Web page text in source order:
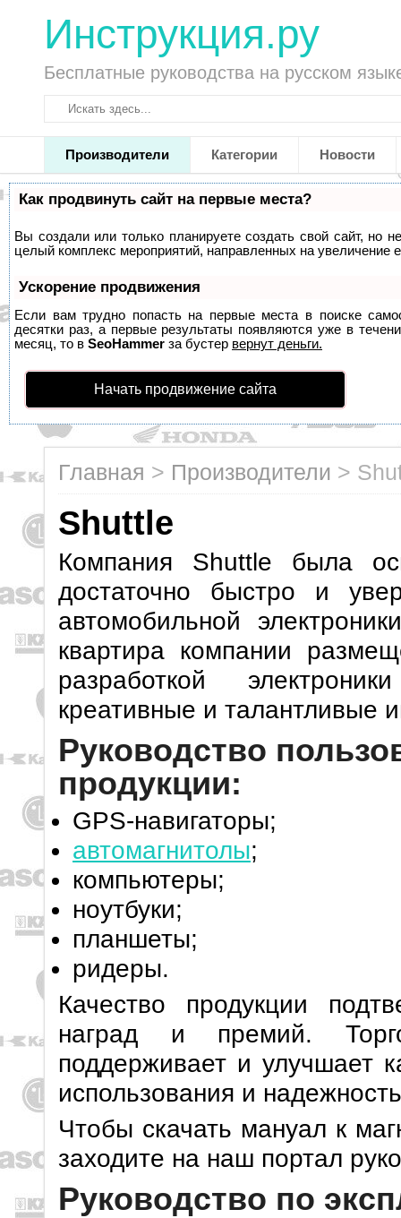
Инструкция.ру
Бесплатные руководства на русском
Производители Категории Новости
Как продвинуть сайт на первые места?
Вы создали или только планируете создать свой сайт, но
целый комплекс мероприятий, направленных на увеличение
Ускорение продвижения
Если вам трудно попасть на первые места в поиске
десятки раз, а первые результаты появляются уже в
месяц, то в SeoHammer за бустер вернут деньги.
Начать продвижение сайта
Главная > Производители >
Shuttle
Компания Shuttle была
достаточно быстро и
автомобильной
квартира компании
разработкой
креативные и талантливые
Руководство
продукции:
GPS-навигаторы;
автомагнитолы;
компьютеры;
ноутбуки;
планшеты;
ридеры.
Качество продукции
наград и премий.
поддерживает и улучшает
использования и
Чтобы скачать мануал к
заходите на наш портал
Руководство по